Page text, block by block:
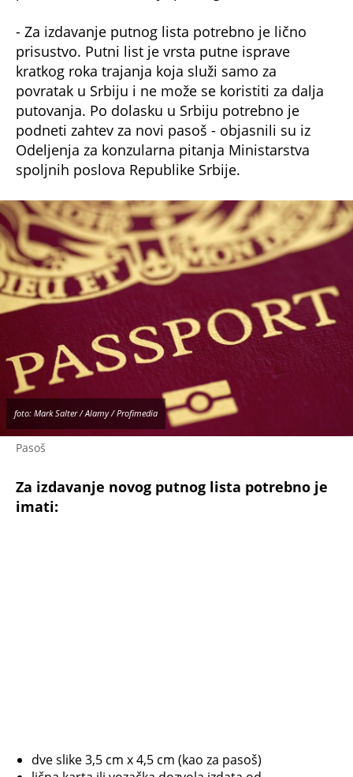
- Za izdavanje putnog lista potrebno je lično
prisustvo. Putni list je vrsta putne isprave
kratkog roka trajanja koja služi samo za
povratak u Srbiju i ne može se koristiti za dalja
putovanja. Po dolasku u Srbiju potrebno je
podneti zahtev za novi pasoš - objasnili su iz
Odeljenja za konzularna pitanja Ministarstva
spoljnih poslova Republike Srbije.
Pasoš
foto: Mark Salter / Alamy / Profimedia
Za izdavanje novog putnog lista potrebno je
imati:
dve slike 3,5 cm x 4,5 cm (kao za pasoš)